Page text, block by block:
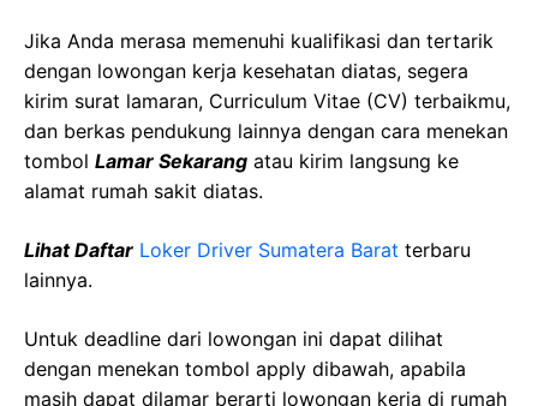
Jika Anda merasa memenuhi kualifikasi dan tertarik
dengan lowongan kerja kesehatan diatas, segera
kirim surat lamaran, Curriculum Vitae (CV) terbaikmu,
dan berkas pendukung lainnya dengan cara menekan
tombol Lamar Sekarang atau kirim langsung ke
alamat rumah sakit diatas.
Lihat Daftar Loker Driver Sumatera Barat terbaru
lainnya.
Untuk deadline dari lowongan ini dapat dilihat
dengan menekan tombol apply dibawah, apabila
masih dapat dilamar berarti lowongan kerja di rumah